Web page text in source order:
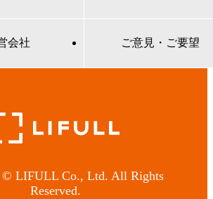
会社 ご意見・ご要望
© LIFULL Co., Ltd. All Rights
Reserved.